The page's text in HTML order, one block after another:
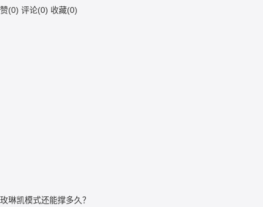
赞(0) 评论(0) 收藏(0)
玫琳凯模式还能撑多久？